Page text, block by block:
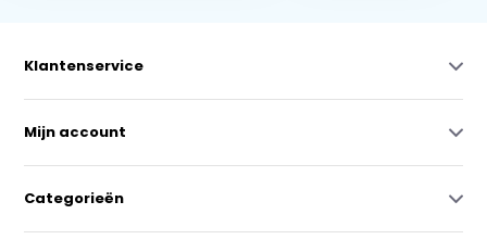
Klantenservice
Mijn account
Categorieën